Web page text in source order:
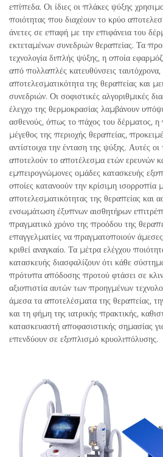
επίπεδα. Οι ίδιες οι πλάκες ψύξης
ποιότητας που διαχέουν το κρύο
άνετες σε επαφή με την επιφάνεια του
εκτεταμένων συνεδριών θεραπείας. Τα
τεχνολογία διπλής ψύξης, η οποία
από πολλαπλές κατευθύνσεις ταυτόχρονα,
αποτελεσματικότητα της θεραπείας και
συνεδριών. Οι σοφιστικές αλγοριθμικές
έλεγχο της θερμοκρασίας λαμβάνουν
ασθενούς, όπως το πάχος του δέρματος, η
μέγεθος της περιοχής θεραπείας,
αντίστοιχα την ένταση της ψύξης. Αυτές οι
αποτελούν το αποτέλεσμα ετών ερευνών
εμπειρογνώμονες ομάδες κατασκευής
οποίες κατανοούν την κρίσιμη ισορροπία
αποτελεσματικότητας της θεραπείας και
ενσωμάτωση έξυπνων αισθητήρων
πραγματικό χρόνο της προόδου της
επαγγελματίες να πραγματοποιούν
κριθεί αναγκαίο. Τα μέτρα ελέγχου
κατασκευής διασφαλίζουν ότι κάθε
πρότυπα απόδοσης προτού φτάσει σε
αξιοπιστία αυτών των προηγμένων
άμεσα τα αποτελέσματα της θεραπείας,
και τη φήμη της ιατρικής πρακτικής,
κατασκευαστή αποφασιστικής σημασίας
επενδύουν σε εξοπλισμό κρυολιπόλυσης.